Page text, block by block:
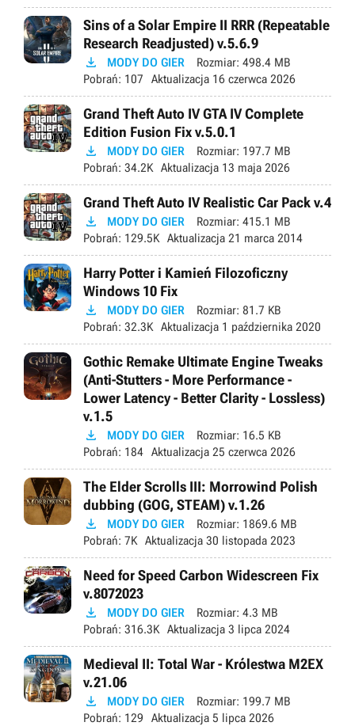
Sins of a Solar Empire II RRR (Repeatable
Research Readjusted) v.5.6.9
 MODY DO GIER Rozmiar: 498.4 MB
Pobrań: 107 Aktualizacja 16 czerwca 2026
Grand Theft Auto IV GTA IV Complete
Edition Fusion Fix v.5.0.1
 MODY DO GIER Rozmiar: 197.7 MB
Pobrań: 34.2K Aktualizacja 13 maja 2026
Grand Theft Auto IV Realistic Car Pack v.4
 MODY DO GIER Rozmiar: 415.1 MB
Pobrań: 129.5K Aktualizacja 21 marca 2014
Harry Potter i Kamień Filozoficzny
Windows 10 Fix
 MODY DO GIER Rozmiar: 81.7 KB
Pobrań: 32.3K Aktualizacja 1 października 2020
Gothic Remake Ultimate Engine Tweaks
(Anti-Stutters - More Performance -
Lower Latency - Better Clarity - Lossless)
v.1.5
 MODY DO GIER Rozmiar: 16.5 KB
Pobrań: 184 Aktualizacja 25 czerwca 2026
The Elder Scrolls III: Morrowind Polish
dubbing (GOG, STEAM) v.1.26
 MODY DO GIER Rozmiar: 1869.6 MB
Pobrań: 7K Aktualizacja 30 listopada 2023
Need for Speed Carbon Widescreen Fix
v.8072023
 MODY DO GIER Rozmiar: 4.3 MB
Pobrań: 316.3K Aktualizacja 3 lipca 2024
Medieval II: Total War - Królestwa M2EX
v.21.06
 MODY DO GIER Rozmiar: 199.7 MB
Pobrań: 129 Aktualizacja 5 lipca 2026